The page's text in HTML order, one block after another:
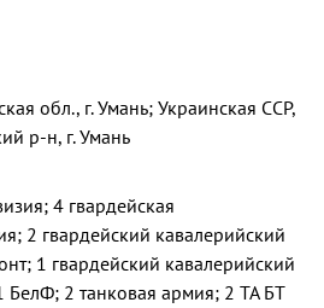
обл., г. Умань; Украинская ССР,
р-н, г. Умань
4 гвардейская
2 гвардейский кавалерийский
1 гвардейский кавалерийский
БелФ; 2 танковая армия; 2 ТА БТ